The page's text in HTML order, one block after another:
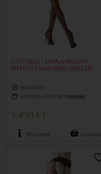
Cottelli - dupla hatású
nyitott harisnya (fekete)
készleten
várható szállítás: holnap
5 490 Ft
Részletek Kosárba